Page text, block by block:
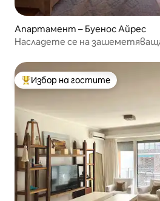
Апартамент – Буенос Айрес
Насладете се на
Най-популярен избор на гостите
Избор на гостите